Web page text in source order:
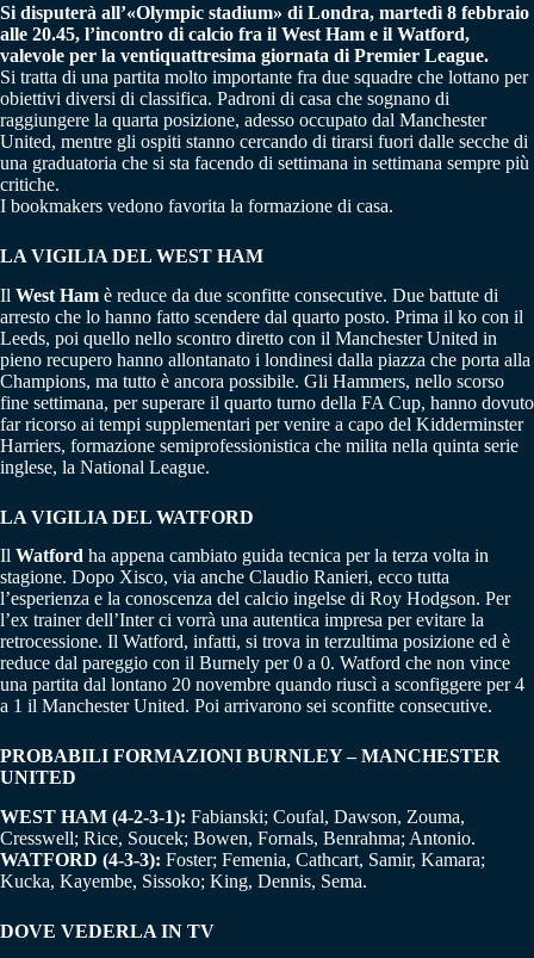
Si disputerà all’«Olympic stadium» di Londra, martedì 8 febbraio
alle 20.45, l’incontro di calcio fra il West Ham e il Watford,
valevole per la ventiquattresima giornata di Premier League.
Si tratta di una partita molto importante fra due squadre che lottano per
obiettivi diversi di classifica. Padroni di casa che sognano di
raggiungere la quarta posizione, adesso occupato dal Manchester
United, mentre gli ospiti stanno cercando di tirarsi fuori dalle secche di
una graduatoria che si sta facendo di settimana in settimana sempre più
critiche.
I bookmakers vedono favorita la formazione di casa.
LA VIGILIA DEL WEST HAM
Il West Ham è reduce da due sconfitte consecutive. Due battute di
arresto che lo hanno fatto scendere dal quarto posto. Prima il ko con il
Leeds, poi quello nello scontro diretto con il Manchester United in
pieno recupero hanno allontanato i londinesi dalla piazza che porta alla
Champions, ma tutto è ancora possibile. Gli Hammers, nello scorso
fine settimana, per superare il quarto turno della FA Cup, hanno dovuto
far ricorso ai tempi supplementari per venire a capo del Kidderminster
Harriers, formazione semiprofessionistica che milita nella quinta serie
inglese, la National League.
LA VIGILIA DEL WATFORD
Il Watford ha appena cambiato guida tecnica per la terza volta in
stagione. Dopo Xisco, via anche Claudio Ranieri, ecco tutta
l’esperienza e la conoscenza del calcio ingelse di Roy Hodgson. Per
l’ex trainer dell’Inter ci vorrà una autentica impresa per evitare la
retrocessione. Il Watford, infatti, si trova in terzultima posizione ed è
reduce dal pareggio con il Burnely per 0 a 0. Watford che non vince
una partita dal lontano 20 novembre quando riuscì a sconfiggere per 4
a 1 il Manchester United. Poi arrivarono sei sconfitte consecutive.
PROBABILI FORMAZIONI BURNLEY – MANCHESTER
UNITED
WEST HAM (4-2-3-1): Fabianski; Coufal, Dawson, Zouma,
Cresswell; Rice, Soucek; Bowen, Fornals, Benrahma; Antonio.
WATFORD (4-3-3): Foster; Femenia, Cathcart, Samir, Kamara;
Kucka, Kayembe, Sissoko; King, Dennis, Sema.
DOVE VEDERLA IN TV